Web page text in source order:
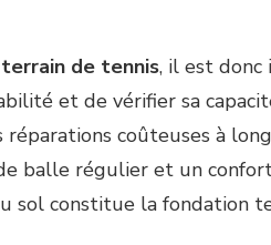
de tennis, il est donc
et de vérifier sa
coûteuses à
balle régulier et un
sol constitue la fondation